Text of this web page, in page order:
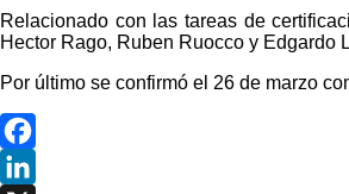
Relacionado con las tareas de
Hector Rago, Ruben Ruocco y Edgardo
Por último se confirmó el 26 de marzo
Facebook